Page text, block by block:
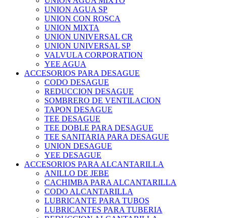
UNION AGUA SP
UNION CON ROSCA
UNION MIXTA
UNION UNIVERSAL CR
UNION UNIVERSAL SP
VALVULA CORPORATION
YEE AGUA
ACCESORIOS PARA DESAGUE
CODO DESAGUE
REDUCCION DESAGUE
SOMBRERO DE VENTILACION
TAPON DESAGUE
TEE DESAGUE
TEE DOBLE PARA DESAGUE
TEE SANITARIA PARA DESAGUE
UNION DESAGUE
YEE DESAGUE
ACCESORIOS PARA ALCANTARILLA
ANILLO DE JEBE
CACHIMBA PARA ALCANTARILLA
CODO ALCANTARILLA
LUBRICANTE PARA TUBOS
LUBRICANTES PARA TUBERIA